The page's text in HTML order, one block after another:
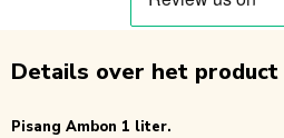
Details over het product
Pisang Ambon 1 liter.